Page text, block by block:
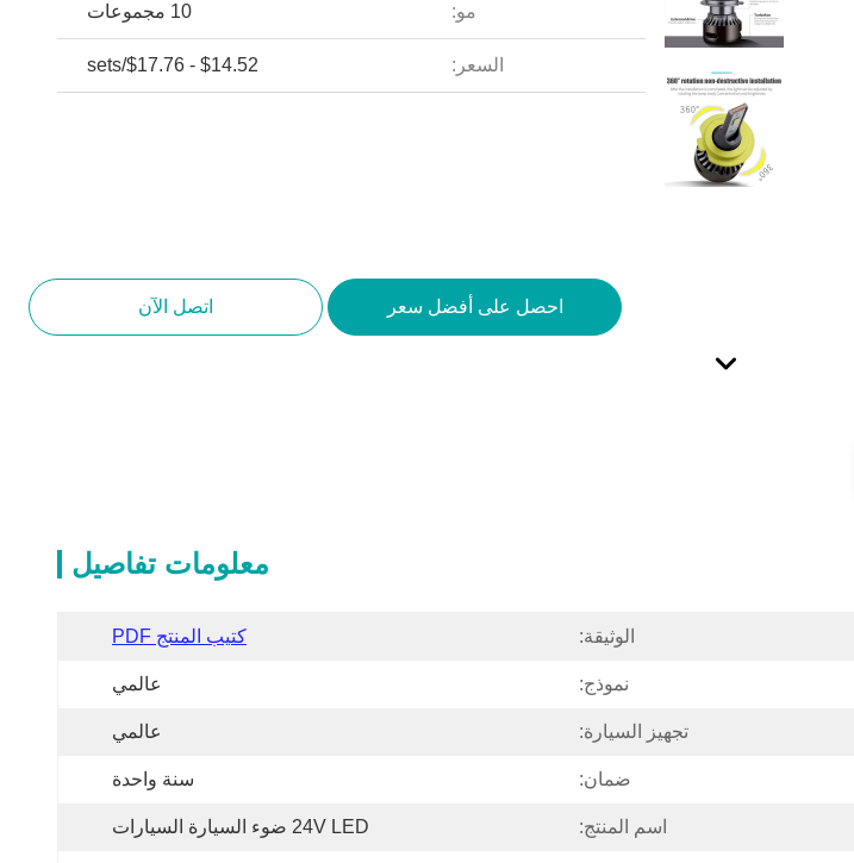
مو: 10 مجموعات
السعر: $14.52 - $17.76/sets
احصل على أفضل سعر اتصل الآن
معلومات تفاصيل
الوثيقة: كتيب المنتج PDF
نموذج: عالمي
تجهيز السيارة: عالمي
ضمان: سنة واحدة
اسم المنتج: 24V LED ضوء السيارة السيارات